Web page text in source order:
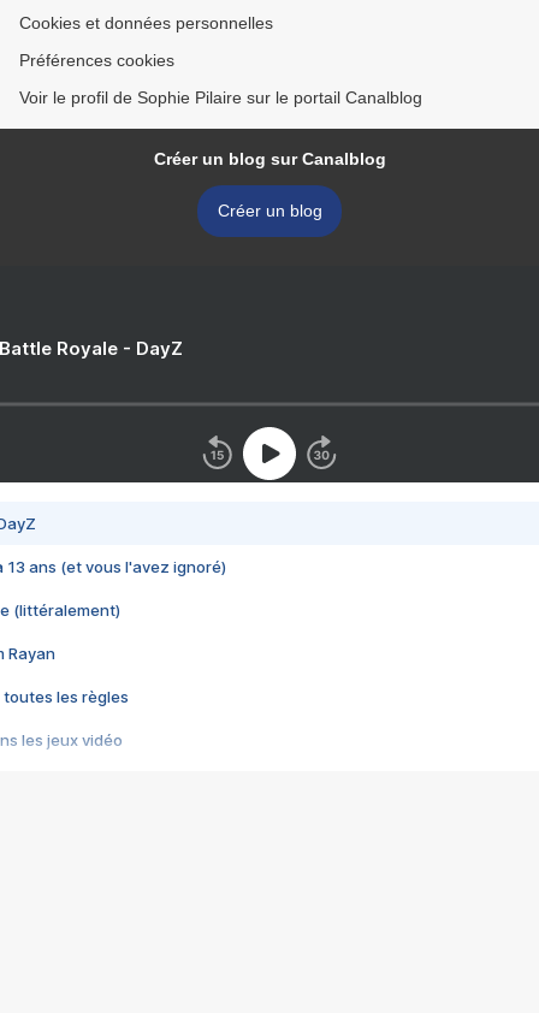
Cookies et données personnelles
Préférences cookies
Voir le profil de Sophie Pilaire sur le portail Canalblog
Créer un blog sur Canalblog
Créer un blog
Royale - DayZ
13 ans (et vous l'avez ignoré)
(littéralement)
Rayan
toutes les règles
les jeux vidéo